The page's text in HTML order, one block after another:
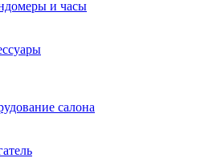
и часы
салона